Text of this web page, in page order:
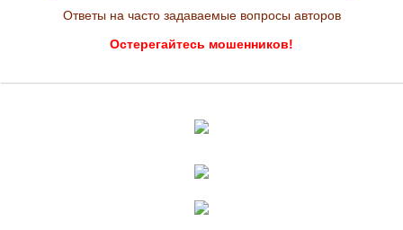
Ответы на часто задаваемые вопросы авторов
Остерегайтесь мошенников!